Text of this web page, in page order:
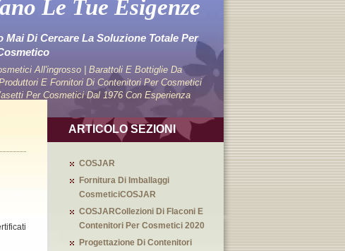
Le Tue Esigenze
Mai Di Cercare La Soluzione Totale Per
All'ingrosso | Barattoli E Bottiglie Da
E Fornitori Di Contenitori Per Cosmetici
Per Cosmetici Dal 1976 Con Esperienza
ARTICOLO SEZIONI
COSJAR
Fornitura Di Imballaggi
CosmeticiCOSJAR
COSJARCollezioni Di Flaconi E
Contenitori Per Cosmetici 2020
Progettazione Di Contenitori